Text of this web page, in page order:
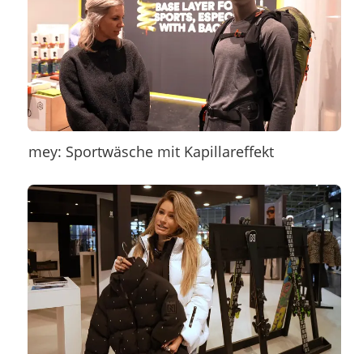
mey: Sportwäsche mit Kapillareffekt